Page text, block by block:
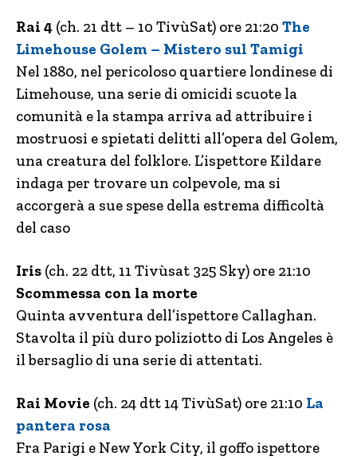
Rai 4 (ch. 21 dtt – 10 TivùSat) ore 21:20 The
Limehouse Golem – Mistero sul Tamigi
Nel 1880, nel pericoloso quartiere londinese di
Limehouse, una serie di omicidi scuote la
comunità e la stampa arriva ad attribuire i
mostruosi e spietati delitti all’opera del Golem,
una creatura del folklore. L’ispettore Kildare
indaga per trovare un colpevole, ma si
accorgerà a sue spese della estrema difficoltà
del caso
Iris (ch. 22 dtt, 11 Tivùsat 325 Sky) ore 21:10
Scommessa con la morte
Quinta avventura dell’ispettore Callaghan.
Stavolta il più duro poliziotto di Los Angeles è
il bersaglio di una serie di attentati.
Rai Movie (ch. 24 dtt 14 TivùSat) ore 21:10 La
pantera rosa
Fra Parigi e New York City, il goffo ispettore